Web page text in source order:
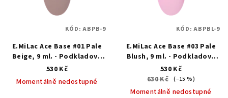
E.MiLac Ace Base #01 Pale
Beige, 9 ml. - Podkladová
barevná základní báze
530 Kč
Momentálně nedostupné
KÓD:ABPB-9
E.MiLac Ace Base #03 Pale
Blush, 9 ml. - Podkladová
barevná základní báze
530 Kč
630 Kč (–15 %)
Momentálně nedostupné
KÓD:ABPBL-9